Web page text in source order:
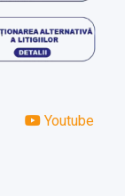
Youtube